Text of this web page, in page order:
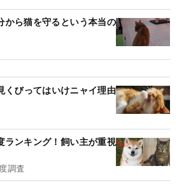
から猫を守るという本当の
くびってはいけニャイ理由
ランキング！飼い主が重視
調査